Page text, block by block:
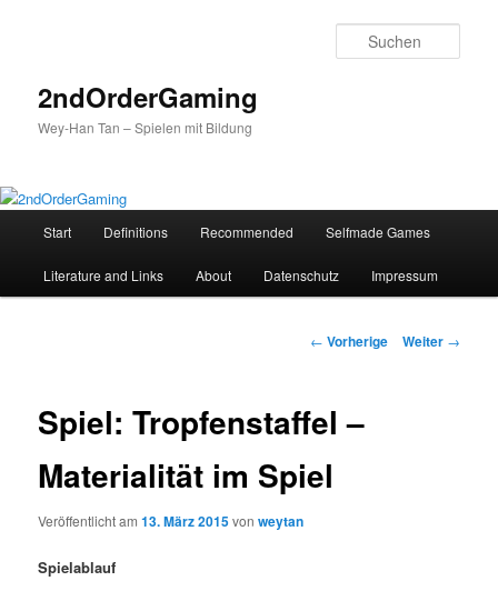
2ndOrderGaming
Wey-Han Tan – Spielen mit Bildung
p
Zum
Inhalt
Start Definitions Recommended Selfmade Games
Literature and Links About Datenschutz Impressum
B
t
r
g
← Vorherige Weiter →
Spiel: Tropfenstaffel –
Materialität im Spiel
Veröffentlicht am13. März 2015vonweytan
Spielablauf